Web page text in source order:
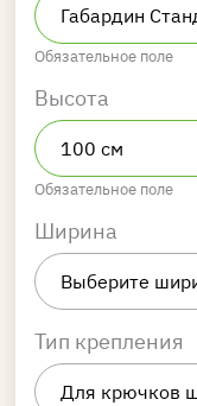
Обязательное поле
Высота
Обязательное поле
Ширина
Тип крепления